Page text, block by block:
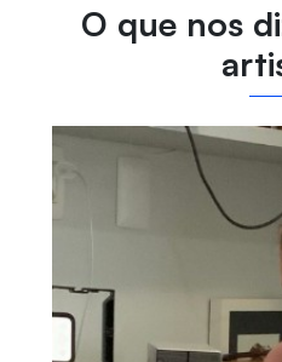
O que nos